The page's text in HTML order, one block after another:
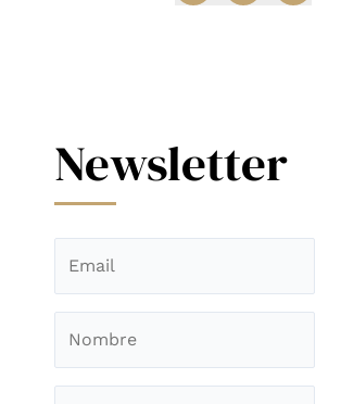
Newsletter